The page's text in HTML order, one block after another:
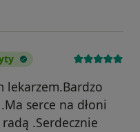
lekarzem.Bardzo
serce na dłoni
.Serdecznie